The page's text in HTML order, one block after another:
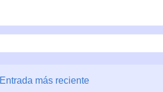
Entrada más reciente